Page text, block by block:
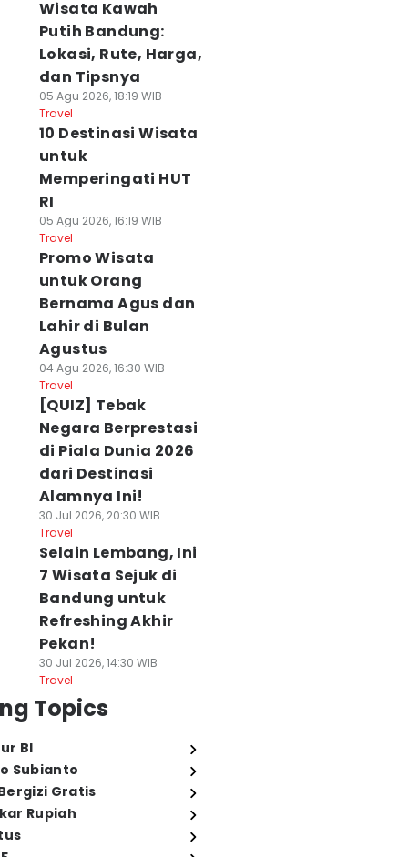
Wisata Kawah
Putih Bandung:
Lokasi, Rute, Harga,
dan Tipsnya
05 Agu 2026, 18:19 WIB
Travel
10 Destinasi Wisata
untuk
Memperingati HUT
RI
05 Agu 2026, 16:19 WIB
Travel
Promo Wisata
untuk Orang
Bernama Agus dan
Lahir di Bulan
Agustus
04 Agu 2026, 16:30 WIB
Travel
[QUIZ] Tebak
Negara Berprestasi
di Piala Dunia 2026
dari Destinasi
Alamnya Ini!
30 Jul 2026, 20:30 WIB
Travel
Selain Lembang, Ini
7 Wisata Sejuk di
Bandung untuk
Refreshing Akhir
Pekan!
30 Jul 2026, 14:30 WIB
Travel
Topics
BI
Subianto
Gratis
Rupiah